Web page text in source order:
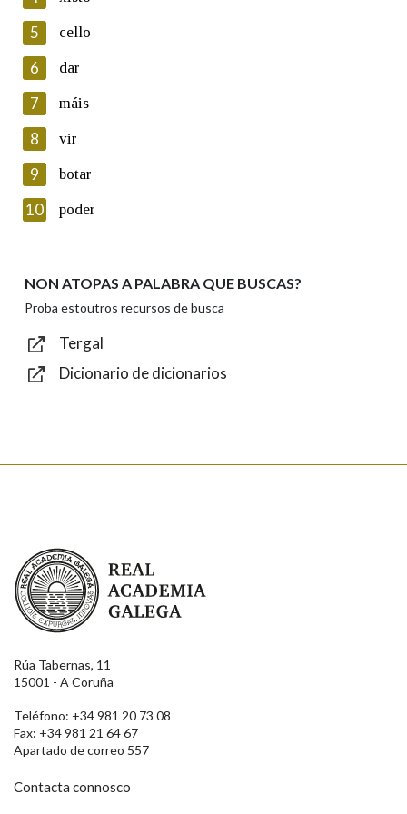
Lin e acepto as condicións da política de
Introduce o código que aparece na imaxe:
Texto de verificación
Enviar
5 cello
6 dar
7 máis
8 vir
9 botar
10 poder
NON ATOPAS A PALABRA QUE BUSCAS?
Proba estoutros recursos de busca
Tergal
Dicionario de dicionarios
Real Academia Galega
Rúa Tabernas, 11
15001 - A Coruña
Teléfono: +34 981 20 73 08
Fax: +34 981 21 64 67
Apartado de correo 557
Contacta connosco